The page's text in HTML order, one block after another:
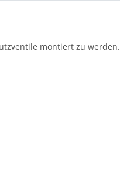
montiert zu werden.